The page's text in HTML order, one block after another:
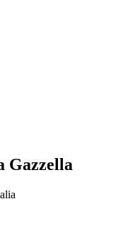
Gazzella